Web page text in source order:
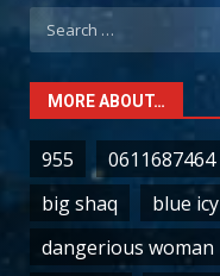
Search
for:
MORE ABOUT…
955 0611687464
big shaq
blue icy
dangerious woman